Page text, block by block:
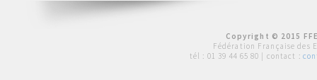
Copyright © 2015
Fédération Française des
tél : 01 39 44 65 80 | contact :